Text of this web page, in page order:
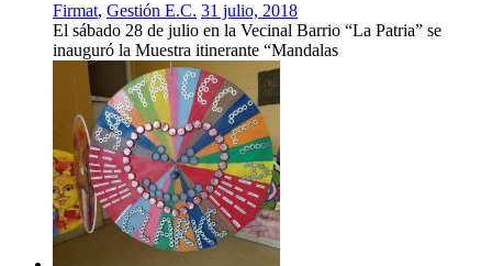
Firmat, Gestión E.C. 31 julio, 2018
El sábado 28 de julio en la Vecinal Barrio “La Patria” se
inauguró la Muestra itinerante “Mandalas